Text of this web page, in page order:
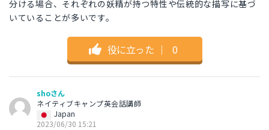
分ける場合、それぞれの妖精が持つ特性や伝統的な描写に基づ
いていることが多いです。
役に立った ｜ 0
shoさん
ネイティブキャンプ英会話講師
Japan
2023/06/30 15:21